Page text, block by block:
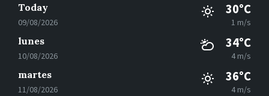
Today
09/08/2026
30°C
1 m/s
lunes
10/08/2026
34°C
4 m/s
martes
11/08/2026
36°C
4 m/s